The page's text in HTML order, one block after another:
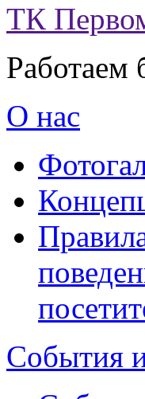
ТК
Работаем
О нас
События